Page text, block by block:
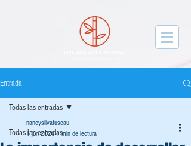
Entrada
Todas las entradas
Todas las entradas
nancysilvafuseau
1 jun 20201 min de lectura